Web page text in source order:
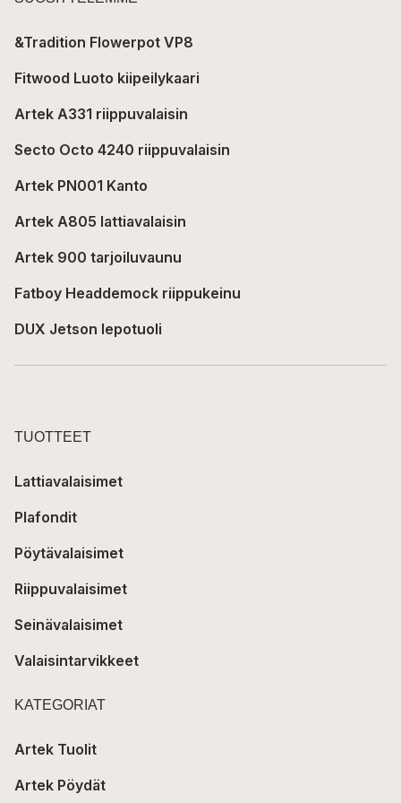
&Tradition Flowerpot VP8
Fitwood Luoto kiipeilykaari
Artek A331 riippuvalaisin
Secto Octo 4240 riippuvalaisin
Artek PN001 Kanto
Artek A805 lattiavalaisin
Artek 900 tarjoiluvaunu
Fatboy Headdemock riippukeinu
DUX Jetson lepotuoli
TUOTTEET
Lattiavalaisimet
Plafondit
Pöytävalaisimet
Riippuvalaisimet
Seinävalaisimet
Valaisintarvikkeet
KATEGORIAT
Artek Tuolit
Artek Pöydät